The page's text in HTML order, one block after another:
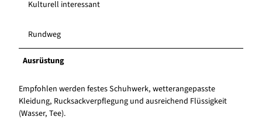
Kulturell interessant
Rundweg
Ausrüstung
Empfohlen werden festes Schuhwerk, wetterangepasste
Kleidung, Rucksackverpflegung und ausreichend Flüssigkeit
(Wasser, Tee).